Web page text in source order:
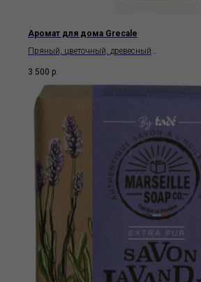
Аромат для дома Grecale
Пряный, цветочный, древесный
3 500 р.